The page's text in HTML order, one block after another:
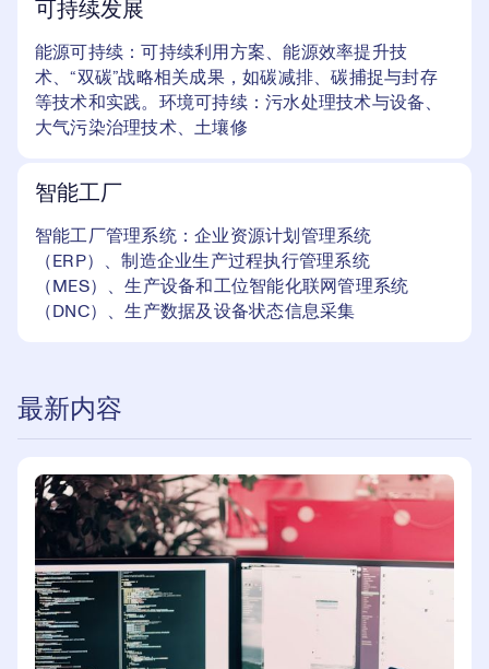
可持续发展
能源可持续：可持续利用方案、能源效率提升技
术、“双碳”战略相关成果，如碳减排、碳捕捉与封存
等技术和实践。环境可持续：污水处理技术与设备、
大气污染治理技术、土壤修
智能工厂
智能工厂管理系统：企业资源计划管理系统
（ERP）、制造企业生产过程执行管理系统
（MES）、生产设备和工位智能化联网管理系统
（DNC）、生产数据及设备状态信息采集
最新内容